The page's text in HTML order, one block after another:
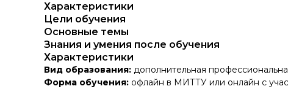
Характеристики
Цели обучения
Основные темы
Знания и умения после обучения
Характеристики
Вид образования: дополнительная
Форма обучения: офлайн в МИТТУ или онлайн с